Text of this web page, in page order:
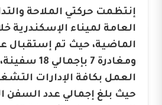
إنتظمت حركتي الملاحة
ومغادرة 7
العمل بكافة الإدارات
حيث بلغ إجمالي عدد السفن